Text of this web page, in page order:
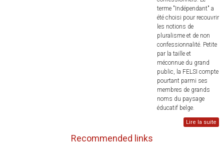
terme "Indépendant" a
été choisi pour recouvrir
les notions de
pluralisme et de non
confessionnalité. Petite
par la taille et
méconnue du grand
public, la FELSI compte
pourtant parmi ses
membres de grands
noms du paysage
éducatif belge.
Lire la suite
Recommended links